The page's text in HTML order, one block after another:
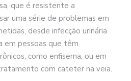
que é resistente a
uma série de problemas em
desde infecção urinária
em pessoas que têm
como enfisema, ou em
com cateter na veia.